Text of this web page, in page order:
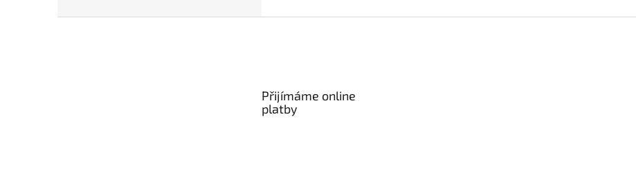
Přijímáme online
platby